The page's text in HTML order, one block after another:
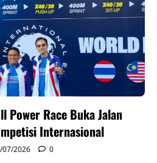
Power Race Buka Jalan
Internasional
07/2026 0